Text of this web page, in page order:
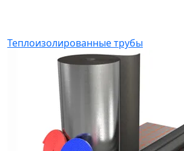
Теплоизолированные трубы